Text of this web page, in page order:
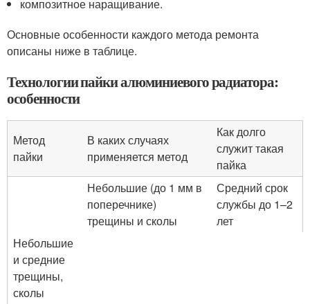
композитное наращивание.
Основные особенности каждого метода ремонта
описаны ниже в таблице.
Технологии пайки алюминиевого радиатора:
особенности
Метод
пайки
В каких случаях
применяется метод
Как долго
служит такая
пайка
Небольшие (до 1 мм в
поперечнике)
трещины и сколы
Средний срок
службы до 1–2
лет
Небольшие
и средние
трещины,
сколы